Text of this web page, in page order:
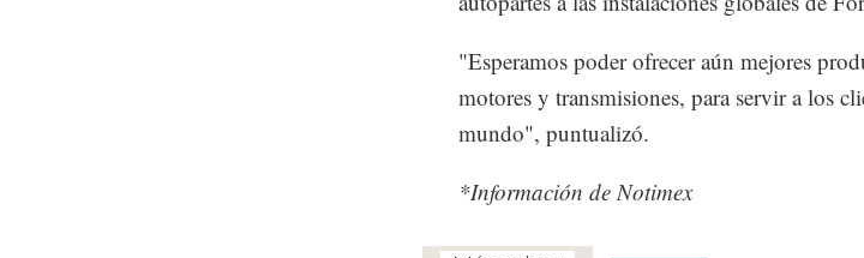
"Esperamos poder ofrecer aún mejores
motores y transmisiones, para servir a los
mundo", puntualizó.
*Información de Notimex